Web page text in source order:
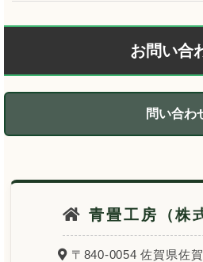
お問い合
問い合わ
青畳工房（株
〒840-0054 佐賀県佐